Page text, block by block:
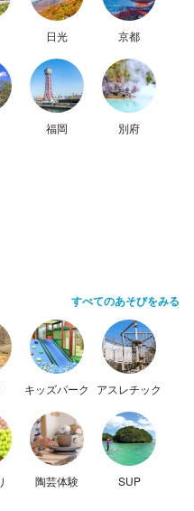
日光 京都
福岡 別府
すべてのあそびをみる
キッズパーク アスレチック
陶芸体験 SUP